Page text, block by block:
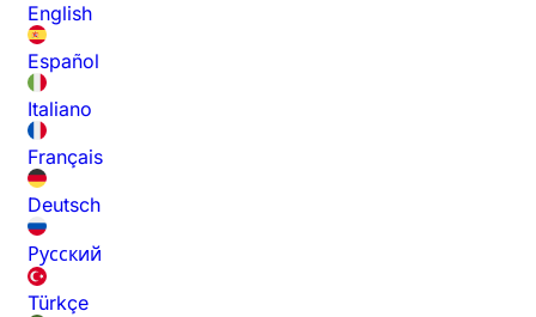
English
Español
Italiano
Français
Deutsch
Русский
Türkçe